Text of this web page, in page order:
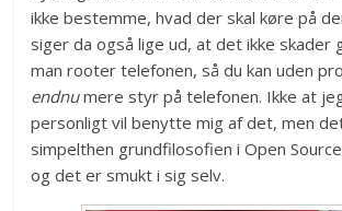
ikke bestemme, hvad der skal køre på
siger da også lige ud, at det ikke skader
man rooter telefonen, så du kan uden
endnumere styr på telefonen. Ikke at
personligt vil benytte mig af det, men
simpelthen grundfilosofien i Open
og det er smukt i sig selv.